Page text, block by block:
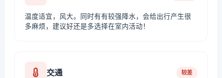
温度适宜，风大。同时有有较强降水，会给出行产生很
多麻烦，建议好还是多选择在室内活动！
交通 较差